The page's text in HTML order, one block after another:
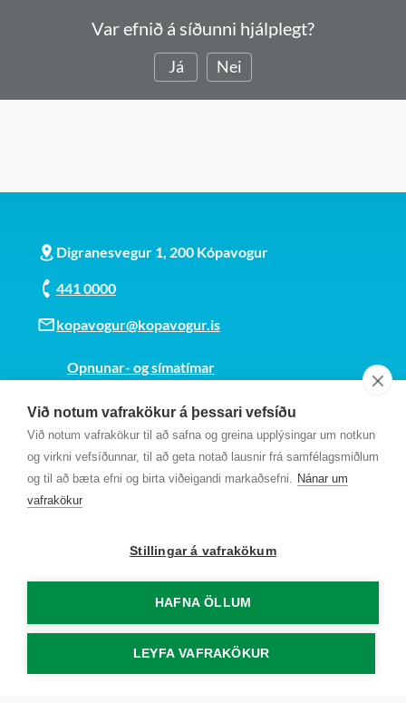
Við notum vafrakökur á þessari vefsíðu
Við notum vafrakökur til að safna og greina upplýsingar um notkun
og virkni vefsíðunnar, til að geta notað lausnir frá samfélagsmiðlum
og til að bæta efni og birta viðeigandi markaðsefni. Nánar um
vafrakökur
Stillingar á vafrakökum
HAFNA ÖLLUM
LEYFA VAFRAKÖKUR
Var efnið á síðunni hjálplegt?
Já Nei
Digranesvegur 1, 200 Kópavogur
441 0000
kopavogur@kopavogur.is
Opnunar- og símatímar
Kt. 700169-3759
Fundarmannagátt